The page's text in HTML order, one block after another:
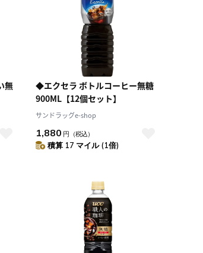
順）
レビュー評価（高い
順）
価格（安い順）
価格（高い順）
無
◆エクセラ ボトルコーヒー無糖
900ML【12個セット】
サンドラッグe-shop
1,880 円 （税込）
積算 17 マイル (1倍)